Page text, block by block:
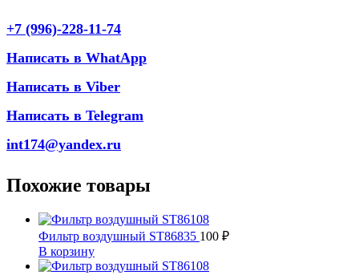
+7 (996)-228-11-74
Написать в WhatApp
Написать в Viber
Написать в Telegram
int174@yandex.ru
Похожие товары
Фильтр воздушный ST86835 100 ₽
В корзину